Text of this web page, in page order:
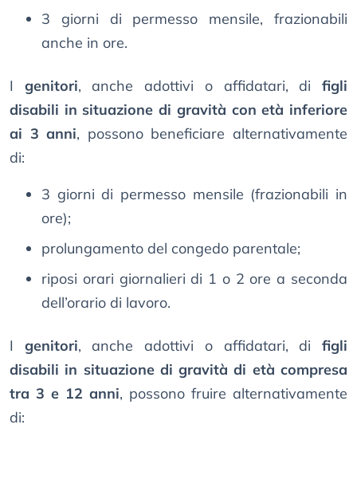
3 giorni di permesso mensile, frazionabili
anche in ore.
I genitori, anche adottivi o affidatari, difigli
disabili in situazione di gravità con età inferiore
ai 3 anni, possono beneficiare alternativamente
di:
3 giorni di permesso mensile (frazionabili in
ore);
prolungamento del congedo parentale;
riposi orari giornalieri di 1 o 2 ore a seconda
dell’orario di lavoro.
I genitori, anche adottivi o affidatari, difigli
disabili in situazione di gravità di età compresa
tra 3 e 12 anni, possono fruire alternativamente
di: